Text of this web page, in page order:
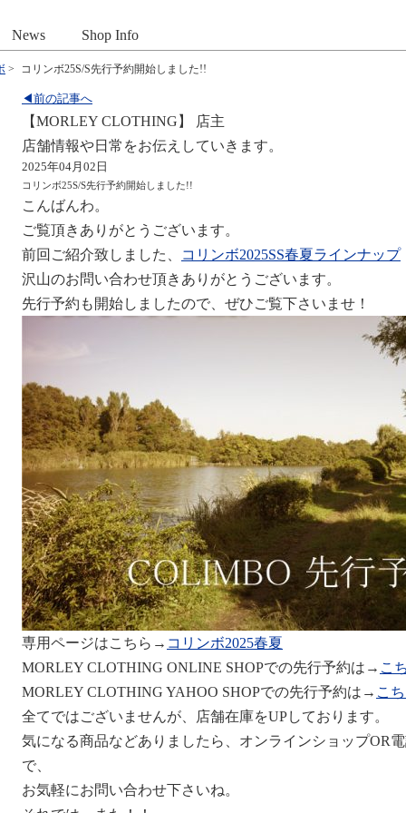
News Shop Info
> コリンボ25S/S先行予約開始しました!!
◀前の記事へ
【MORLEY CLOTHING】 店主
店舗情報や日常をお伝えしていきます。
2025年04月02日
コリンボ25S/S先行予約開始しました!!
こんばんわ。
ご覧頂きありがとうございます。
前回ご紹介致しました、
コリンボ2025SS春夏ラインナップ
沢山のお問い合わせ頂きありがとうございます。
先行予約も開始しましたので、ぜひご覧下さいませ！
専用ページはこちら→ コリンボ2025春夏
MORLEY CLOTHING ONLINE SHOPでの先行予約は→ こ
MORLEY CLOTHING YAHOO SHOPでの先行予約は→ こ
全てではございませんが、店舗在庫をUPしております。
気になる商品などありましたら、オンラインショップOR
で、
お気軽にお問い合わせ下さいね。